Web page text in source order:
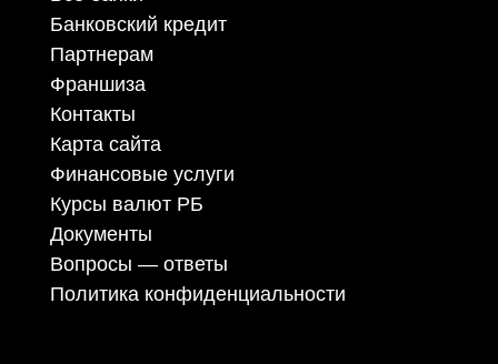
Банковский кредит
Партнерам
Франшиза
Контакты
Карта сайта
Финансовые услуги
Курсы валют РБ
Документы
Вопросы — ответы
Политика конфиденциальности